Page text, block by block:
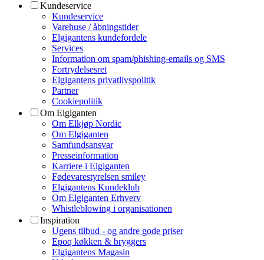
Kundeservice
Kundeservice
Varehuse / åbningstider
Elgigantens kundefordele
Services
Information om spam/phishing-emails og SMS
Fortrydelsesret
Elgigantens privatlivspolitik
Partner
Cookiepolitik
Om Elgiganten
Om Elkjøp Nordic
Om Elgiganten
Samfundsansvar
Presseinformation
Karriere i Elgiganten
Fødevarestyrelsen smiley
Elgigantens Kundeklub
Om Elgiganten Erhverv
Whistleblowing i organisationen
Inspiration
Ugens tilbud - og andre gode priser
Epoq køkken & bryggers
Elgigantens Magasin